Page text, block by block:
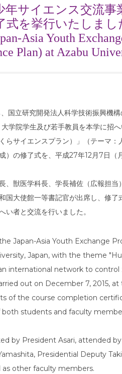
年サイエンス交流
式を挙行いたしま
Asia Youth
Plan) at Azabu
国立研究開発法人科学技術振興機
学院学生及び若手教員を本学に招
らサイエンスプラン）」（テーマ
）の修了式を、平成27年12月7日（
、獣医学科長、学長補佐（広報担当
国大使館一等書記官が出席し、修
い者と交流を行いました。
Japan-Asia Youth Exchange
Japan, with the theme
international network to control
out on December 7, 2015,
of the course completion
students and faculty
by President Asari, attended
Presidential Deputy
as other faculty members.